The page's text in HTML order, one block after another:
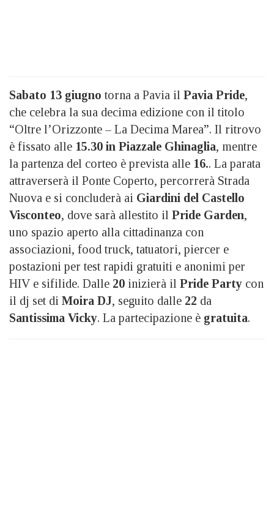
Sabato 13 giugno torna a Pavia il Pavia Pride,
che celebra la sua decima edizione con il titolo
“Oltre l’Orizzonte – La Decima Marea”. Il ritrovo
è fissato alle 15.30 in Piazzale Ghinaglia, mentre
la partenza del corteo è prevista alle 16.. La parata
attraverserà il Ponte Coperto, percorrerà Strada
Nuova e si concluderà ai Giardini del Castello
Visconteo, dove sarà allestito il Pride Garden,
uno spazio aperto alla cittadinanza con
associazioni, food truck, tatuatori, piercer e
postazioni per test rapidi gratuiti e anonimi per
HIV e sifilide. Dalle 20 inizierà il Pride Party con
il dj set di Moira DJ, seguito dalle 22 da
Santissima Vicky. La partecipazione è gratuita.